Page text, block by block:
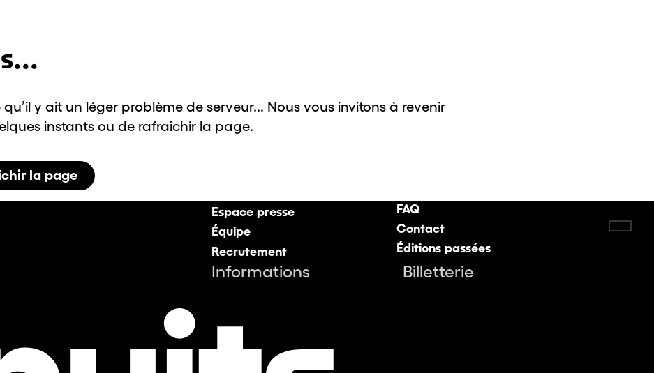
qu’il y ait un léger problème de serveur... Nous vous invitons à revenir
instants ou de rafraîchir la page.
la page
Espace presse
Équipe
Recrutement
FAQ
Contact
Éditions passées
Informations Billetterie